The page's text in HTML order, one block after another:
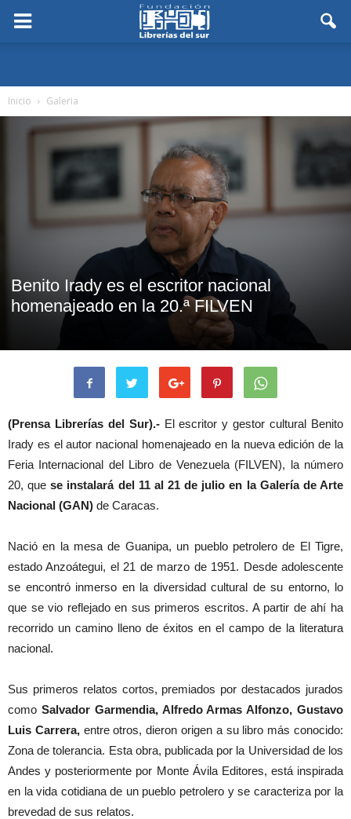
Inicio Galeria
Benito Irady es el escritor nacional
homenajeado en la 20.ª FILVEN
(Prensa Librerías del Sur).- El escritor y gestor cultural Benito
Irady es el autor nacional homenajeado en la nueva edición de la
Feria Internacional del Libro de Venezuela (FILVEN), la número
20, quese instalará del 11 al 21 de julio en la Galería de Arte
Nacional (GAN) de Caracas.
Nació en la mesa de Guanipa, un pueblo petrolero de El Tigre,
estado Anzoátegui, el 21 de marzo de 1951. Desde adolescente
se encontró inmerso en la diversidad cultural de su entorno, lo
que se vio reflejado en sus primeros escritos. A partir de ahí ha
recorrido un camino lleno de éxitos en el campo de la literatura
nacional.
Sus primeros relatos cortos, premiados por destacados jurados
como Salvador Garmendia, Alfredo Armas Alfonzo, Gustavo
Luis Carrera,entre otros, dieron origen a su libro más conocido:
Zona de tolerancia. Esta obra, publicada por la Universidad de los
Andes y posteriormente por Monte Ávila Editores, está inspirada
en la vida cotidiana de un pueblo petrolero y se caracteriza por la
brevedad de sus relatos.